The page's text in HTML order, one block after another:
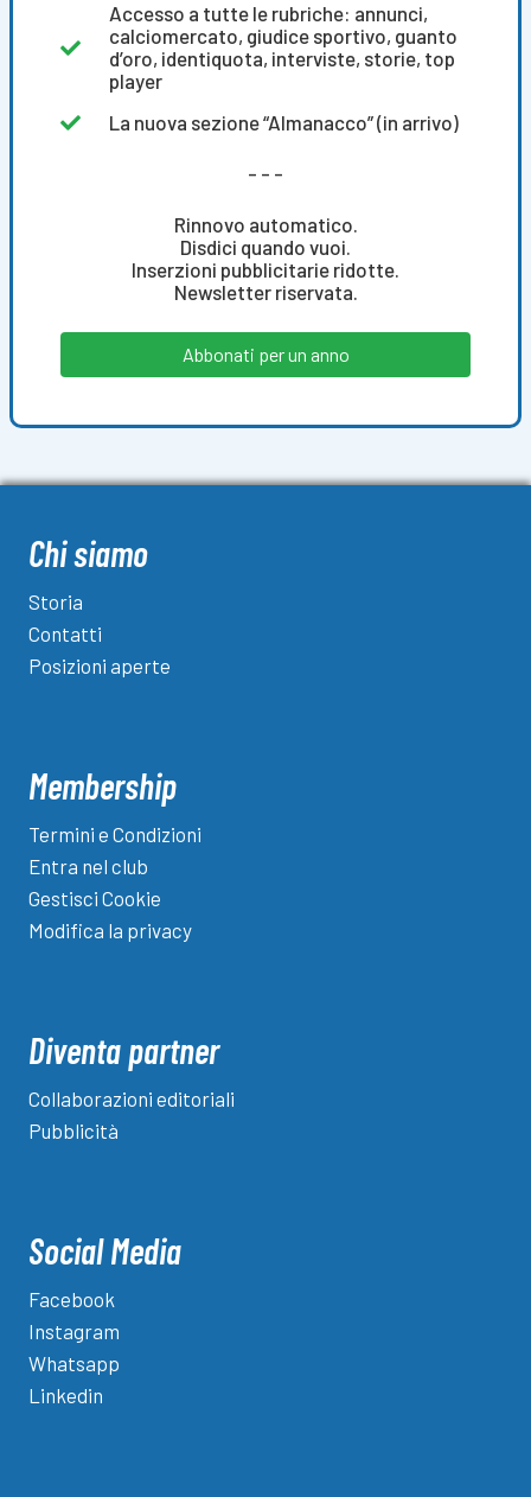
Accesso a tutte le rubriche: annunci,
calciomercato, giudice sportivo, guanto
d’oro, identiquota, interviste, storie, top
player
La nuova sezione “Almanacco” (in arrivo)
- - -
Rinnovo automatico.
Disdici quando vuoi.
Inserzioni pubblicitarie ridotte.
Newsletter riservata.
Abbonati per un anno
Chi siamo
Storia
Contatti
Posizioni aperte
Membership
Termini e Condizioni
Entra nel club
Gestisci Cookie
Modifica la privacy
Diventa partner
Collaborazioni editoriali
Pubblicità
Social Media
Facebook
Instagram
Whatsapp
Linkedin